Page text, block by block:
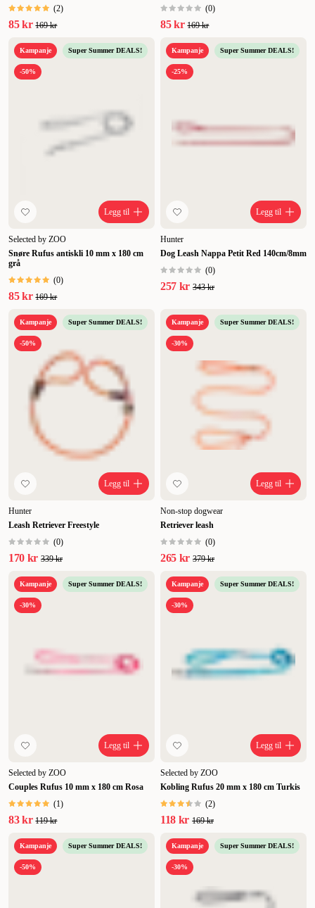
(2)
85 kr 169 kr
(0)
85 kr 169 kr
Kampanje Super Summer DEALS!
-50%
Legg til
Selected by ZOO
Snøre Rufus antiskli 10 mm x 180 cm
grå
(0)
85 kr 169 kr
Kampanje Super Summer DEALS!
-25%
Legg til
Hunter
Dog Leash Nappa Petit Red 140cm/8mm
(0)
257 kr 343 kr
Kampanje Super Summer DEALS!
-50%
Legg til
Hunter
Leash Retriever Freestyle
(0)
170 kr 339 kr
Kampanje Super Summer DEALS!
-30%
Legg til
Non-stop dogwear
Retriever leash
(0)
265 kr 379 kr
Kampanje Super Summer DEALS!
-30%
Legg til
Selected by ZOO
Couples Rufus 10 mm x 180 cm Rosa
(1)
83 kr 119 kr
Kampanje Super Summer DEALS!
-30%
Legg til
Selected by ZOO
Kobling Rufus 20 mm x 180 cm Turkis
(2)
118 kr 169 kr
Kampanje Super Summer DEALS!
-50%
Kampanje Super Summer DEALS!
-30%